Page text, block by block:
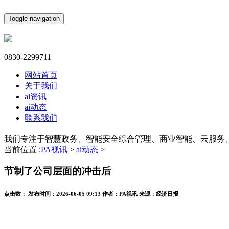
Toggle navigation
0830-2299711
网站首页
关于我们
ai资讯
ai动态
联系我们
我们专注于智慧政务、智能安全综合管理、商业智能、云服务
当前位置 :PA视讯 > ai动态 >
节制了公司层面的冲击后
点击数： 发布时间： 2026-06-05 09:13 作者： PA视讯 来源： 经济日报